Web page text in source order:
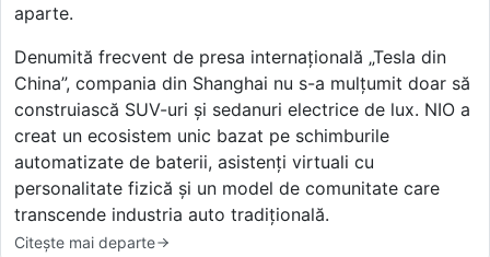
aparte.
Denumită frecvent de presa internațională „Tesla din
China”, compania din Shanghai nu s-a mulțumit doar să
construiască SUV-uri și sedanuri electrice de lux. NIO a
creat un ecosistem unic bazat pe schimburile
automatizate de baterii, asistenți virtuali cu
personalitate fizică și un model de comunitate care
transcende industria auto tradițională.
Citește mai departe